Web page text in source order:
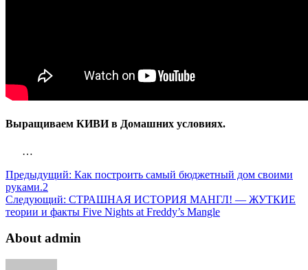
Выращиваем КИВИ в Домашних условиях.
…
Предыдущий: Как построить самый бюджетный дом своими
руками.2
Следующий: СТРАШНАЯ ИСТОРИЯ МАНГЛ! — ЖУТКИЕ
теории и факты Five Nights at Freddy’s Mangle
About admin